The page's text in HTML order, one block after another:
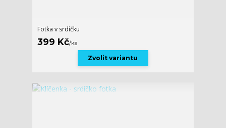
Fotka v srdíčku
399 Kč/ks
Zvolit variantu